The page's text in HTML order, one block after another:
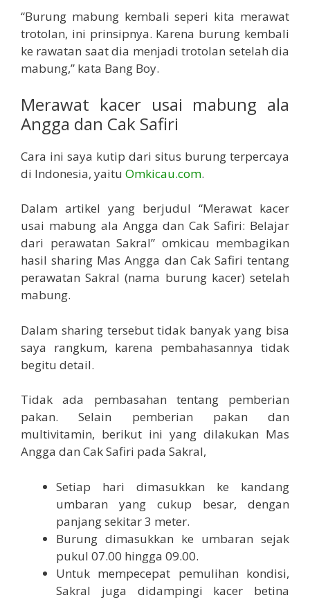
“Burung mabung kembali seperi kita merawat
trotolan, ini prinsipnya. Karena burung kembali
ke rawatan saat dia menjadi trotolan setelah dia
mabung,” kata Bang Boy.
Merawat kacer usai mabung ala
Angga dan Cak Safiri
Cara ini saya kutip dari situs burung terpercaya
di Indonesia, yaitu Omkicau.com.
Dalam artikel yang berjudul “Merawat kacer
usai mabung ala Angga dan Cak Safiri: Belajar
dari perawatan Sakral” omkicau membagikan
hasil sharing Mas Angga dan Cak Safiri tentang
perawatan Sakral (nama burung kacer) setelah
mabung.
Dalam sharing tersebut tidak banyak yang bisa
saya rangkum, karena pembahasannya tidak
begitu detail.
Tidak ada pembasahan tentang pemberian
pakan. Selain pemberian pakan dan
multivitamin, berikut ini yang dilakukan Mas
Angga dan Cak Safiri pada Sakral,
Setiap hari dimasukkan ke kandang
umbaran yang cukup besar, dengan
panjang sekitar 3 meter.
Burung dimasukkan ke umbaran sejak
pukul 07.00 hingga 09.00.
Untuk mempecepat pemulihan kondisi,
Sakral juga didampingi kacer betina